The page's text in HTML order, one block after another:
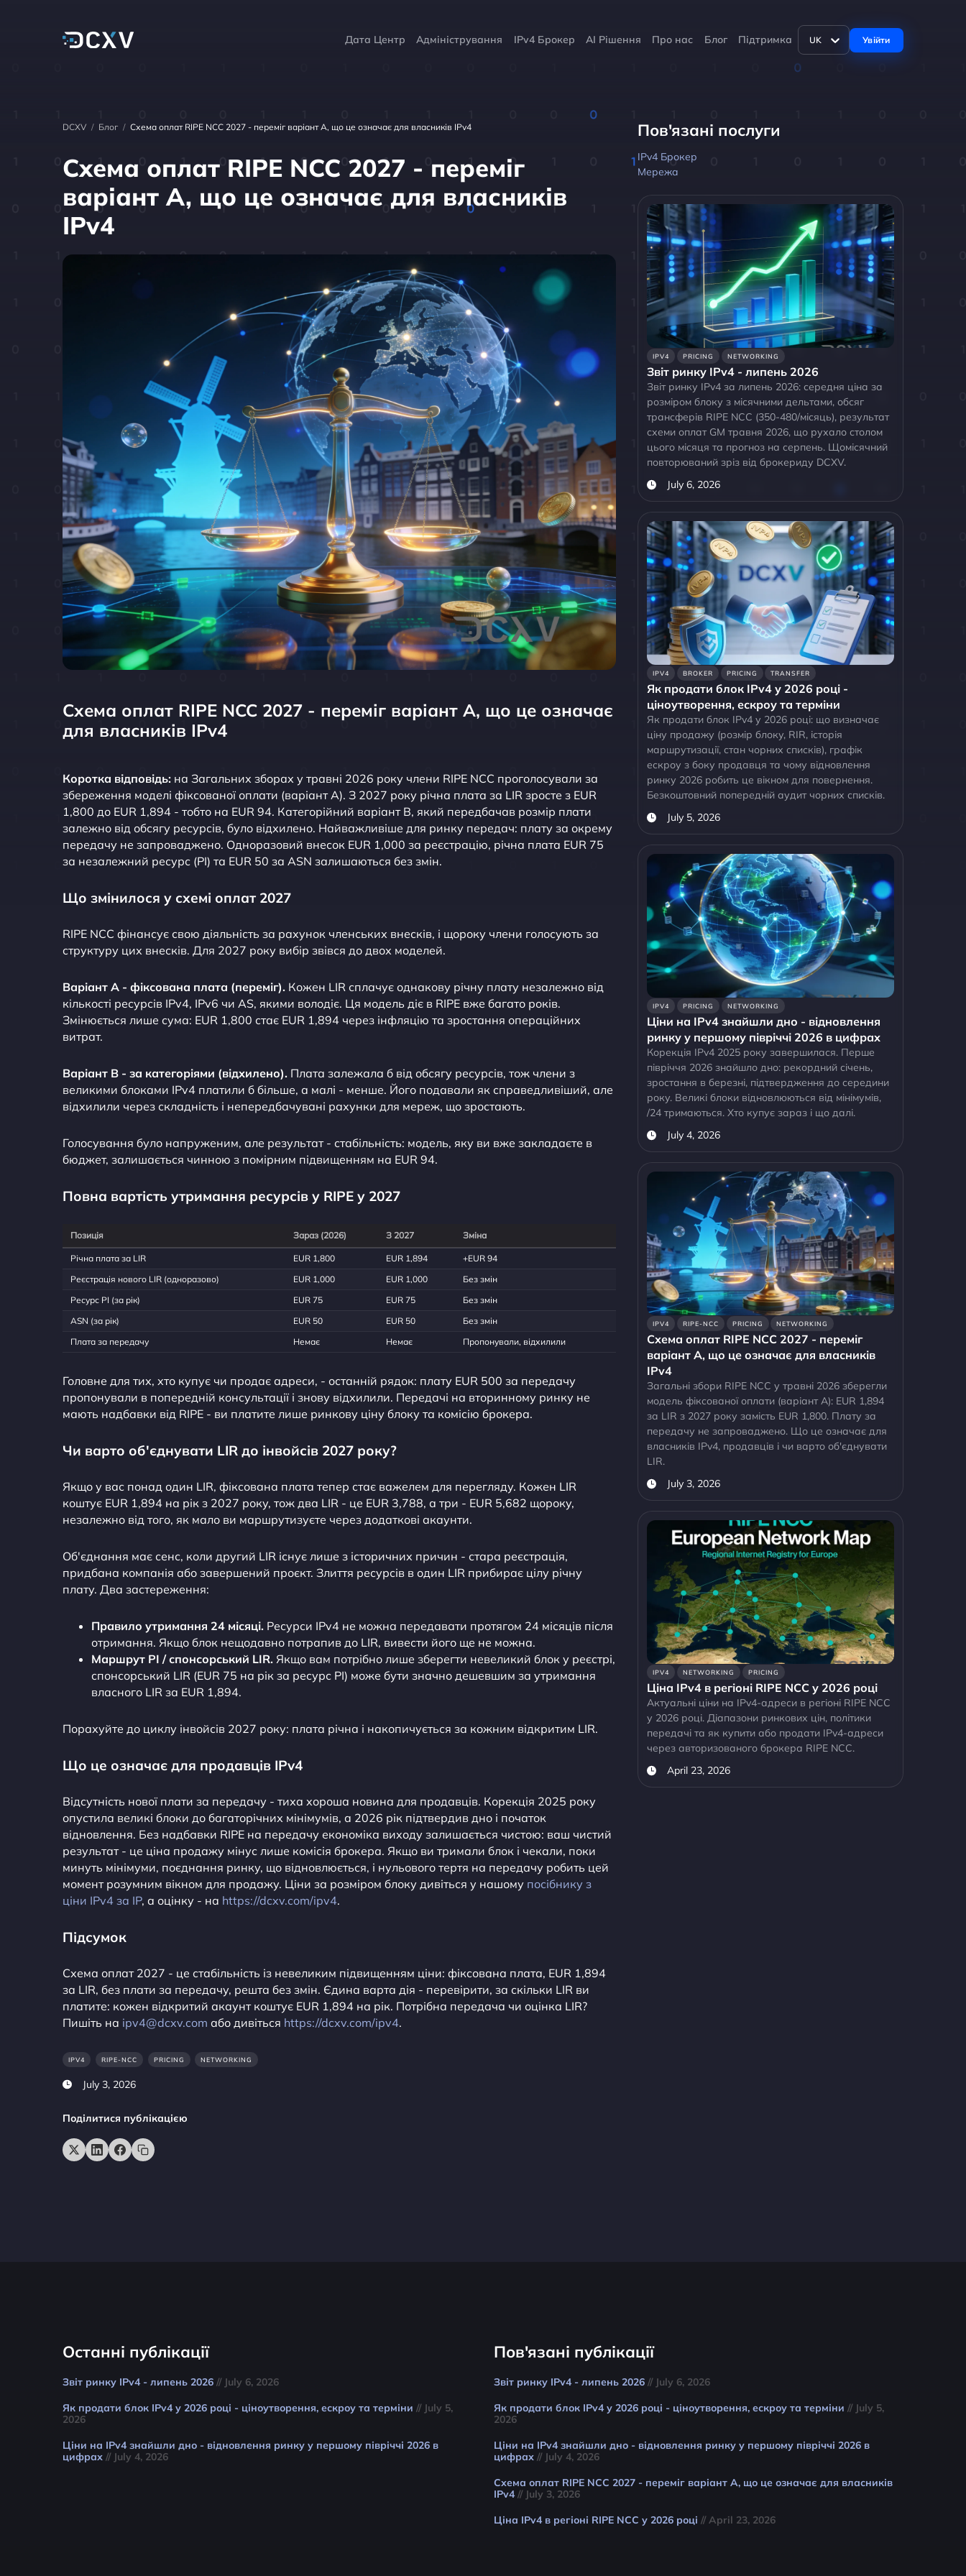
Дата Центр Адміністрування IPv4 Брокер AI Рішення Про нас Блог Підтримка UK Увійти
DCXV / Блог / Схема оплат RIPE NCC 2027 - переміг варіант A, що це означає для власників IPv4
Схема оплат RIPE NCC 2027 - переміг
варіант A, що це означає для власників
IPv4
Схема оплат RIPE NCC 2027 - переміг варіант A, що це означає
для власників IPv4
Коротка відповідь: на Загальних зборах у травні 2026 року члени RIPE NCC проголосували за
збереження моделі фіксованої оплати (варіант A). З 2027 року річна плата за LIR зросте з EUR
1,800 до EUR 1,894 - тобто на EUR 94. Категорійний варіант B, який передбачав розмір плати
залежно від обсягу ресурсів, було відхилено. Найважливіше для ринку передач: плату за окрему
передачу не запроваджено. Одноразовий внесок EUR 1,000 за реєстрацію, річна плата EUR 75
за незалежний ресурс (PI) та EUR 50 за ASN залишаються без змін.
Що змінилося у схемі оплат 2027
RIPE NCC фінансує свою діяльність за рахунок членських внесків, і щороку члени голосують за
структуру цих внесків. Для 2027 року вибір звівся до двох моделей.
Варіант A - фіксована плата (переміг). Кожен LIR сплачує однакову річну плату незалежно від
кількості ресурсів IPv4, IPv6 чи AS, якими володіє. Ця модель діє в RIPE вже багато років.
Змінюється лише сума: EUR 1,800 стає EUR 1,894 через інфляцію та зростання операційних
витрат.
Варіант B - за категоріями (відхилено). Плата залежала б від обсягу ресурсів, тож члени з
великими блоками IPv4 платили б більше, а малі - менше. Його подавали як справедливіший, але
відхилили через складність і непередбачувані рахунки для мереж, що зростають.
Голосування було напруженим, але результат - стабільність: модель, яку ви вже закладаєте в
бюджет, залишається чинною з помірним підвищенням на EUR 94.
Повна вартість утримання ресурсів у RIPE у 2027
Позиція Зараз (2026) З 2027 Зміна
Річна плата за LIR EUR 1,800 EUR 1,894
+EUR 94
Реєстрація нового LIR (одноразово)
EUR 1,000 EUR 1,000
Без змін
Ресурс PI (за рік)
EUR 75 EUR 75
Без змін
ASN (за рік)
EUR 50 EUR 50
Без змін
Плата за передачу
Немає Немає Пропонували, відхилили
Головне для тих, хто купує чи продає адреси, - останній рядок: плату EUR 500 за передачу
пропонували в попередній консультації і знову відхилили. Передачі на вторинному ринку не
мають надбавки від RIPE - ви платите лише ринкову ціну блоку та комісію брокера.
Чи варто об'єднувати LIR до інвойсів 2027 року?
Якщо у вас понад один LIR, фіксована плата тепер стає важелем для перегляду. Кожен LIR
коштує EUR 1,894 на рік з 2027 року, тож два LIR - це EUR 3,788, а три - EUR 5,682 щороку,
незалежно від того, як мало ви маршрутизуєте через додаткові акаунти.
Об'єднання має сенс, коли другий LIR існує лише з історичних причин - стара реєстрація,
придбана компанія або завершений проєкт. Злиття ресурсів в один LIR прибирає цілу річну
плату. Два застереження:
Правило утримання 24 місяці. Ресурси IPv4 не можна передавати протягом 24 місяців після
отримання. Якщо блок нещодавно потрапив до LIR, вивести його ще не можна.
Маршрут PI / спонсорський LIR. Якщо вам потрібно лише зберегти невеликий блок у реєстрі,
спонсорський LIR (EUR 75 на рік за ресурс PI) може бути значно дешевшим за утримання
власного LIR за EUR 1,894.
Порахуйте до циклу інвойсів 2027 року: плата річна і накопичується за кожним відкритим LIR.
Що це означає для продавців IPv4
Відсутність нової плати за передачу - тиха хороша новина для продавців. Корекція 2025 року
опустила великі блоки до багаторічних мінімумів, а 2026 рік підтвердив дно і початок
відновлення. Без надбавки RIPE на передачу економіка виходу залишається чистою: ваш чистий
результат - це ціна продажу мінус лише комісія брокера. Якщо ви тримали блок і чекали, поки
минуть мінімуми, поєднання ринку, що відновлюється, і нульового тертя на передачу робить цей
момент розумним вікном для продажу. Ціни за розміром блоку дивіться у нашому посібнику з
ціни IPv4 за IP, а оцінку - на https://dcxv.com/ipv4.
Підсумок
Схема оплат 2027 - це стабільність із невеликим підвищенням ціни: фіксована плата, EUR 1,894
за LIR, без плати за передачу, решта без змін. Єдина варта дія - перевірити, за скільки LIR ви
платите: кожен відкритий акаунт коштує EUR 1,894 на рік. Потрібна передача чи оцінка LIR?
Пишіть на ipv4@dcxv.com або дивіться https://dcxv.com/ipv4.
IPV4 RIPE-NCC PRICING NETWORKING
July 3, 2026
Поділитися публікацією
Пов'язані послуги
IPv4 Брокер
Мережа
IPV4 PRICING NETWORKING
Звіт ринку IPv4 - липень 2026
Звіт ринку IPv4 за липень 2026: середня ціна за
розміром блоку з місячними дельтами, обсяг
трансферів RIPE NCC (350-480/місяць), результат
схеми оплат GM травня 2026, що рухало столом
цього місяця та прогноз на серпень. Щомісячний
повторюваний зріз від брокериду DCXV.
July 6, 2026
IPV4 BROKER PRICING TRANSFER
Як продати блок IPv4 у 2026 році -
ціноутворення, ескроу та терміни
Як продати блок IPv4 у 2026 році: що визначає
ціну продажу (розмір блоку, RIR, історія
маршрутизації, стан чорних списків), графік
ескроу з боку продавця та чому відновлення
ринку 2026 робить це вікном для повернення.
Безкоштовний попередній аудит чорних списків.
July 5, 2026
IPV4 PRICING NETWORKING
Ціни на IPv4 знайшли дно - відновлення
ринку у першому півріччі 2026 в цифрах
Корекція IPv4 2025 року завершилася. Перше
півріччя 2026 знайшло дно: рекордний січень,
зростання в березні, підтвердження до середини
року. Великі блоки відновлюються від мінімумів,
/24 тримаються. Хто купує зараз і що далі.
July 4, 2026
IPV4 RIPE-NCC PRICING NETWORKING
Схема оплат RIPE NCC 2027 - переміг
варіант A, що це означає для власників
IPv4
Загальні збори RIPE NCC у травні 2026 зберегли
модель фіксованої оплати (варіант A): EUR 1,894
за LIR з 2027 року замість EUR 1,800. Плату за
передачу не запроваджено. Що це означає для
власників IPv4, продавців і чи варто об'єднувати
LIR.
July 3, 2026
IPV4 NETWORKING PRICING
Ціна IPv4 в регіоні RIPE NCC у 2026 році
Актуальні ціни на IPv4-адреси в регіоні RIPE NCC
у 2026 році. Діапазони ринкових цін, політики
передачі та як купити або продати IPv4-адреси
через авторизованого брокера RIPE NCC.
April 23, 2026
Останні публікації
Звіт ринку IPv4 - липень 2026 // July 6, 2026
Як продати блок IPv4 у 2026 році - ціноутворення, ескроу та терміни // July 5,
2026
Ціни на IPv4 знайшли дно - відновлення ринку у першому півріччі 2026 в
цифрах // July 4, 2026
Пов'язані публікації
Звіт ринку IPv4 - липень 2026 // July 6, 2026
Як продати блок IPv4 у 2026 році - ціноутворення, ескроу та терміни // July 5,
2026
Ціни на IPv4 знайшли дно - відновлення ринку у першому півріччі 2026 в
цифрах // July 4, 2026
Схема оплат RIPE NCC 2027 - переміг варіант A, що це означає для власників
IPv4// July 3, 2026
Ціна IPv4 в регіоні RIPE NCC у 2026 році // April 23, 2026